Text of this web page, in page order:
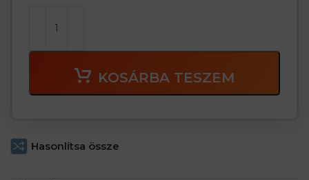
KOSÁRBA TESZEM
Hasonlítsa össze